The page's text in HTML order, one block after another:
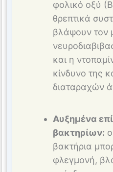
φολικό οξύ
θρεπτικά
βλάψουν τον
και η
κίνδυνο της
διαταραχών
Αυξημένα
βακτηρίων:
βακτήρια
φλεγμονή,